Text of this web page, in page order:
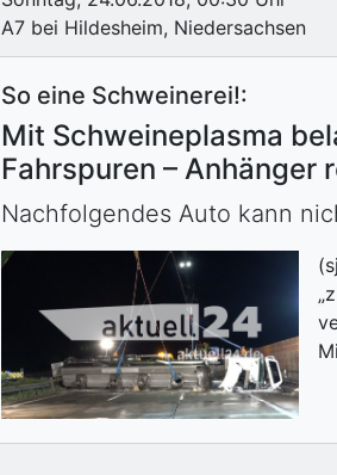
A7 bei Hildesheim, Niedersachsen
So eine Schweinerei!:
Mit Schweineplasma
Fahrspuren – Anhänger
Nachfolgendes Auto kann